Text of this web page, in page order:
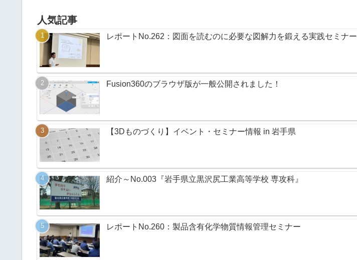
人気記事
レポートNo.262：図面を読むのに必要な図解力を鍛える実践セミナー
Fusion360のブラウザ版が一般公開されました！
【3Dものづくり】イベント・セミナー情報 in 岩手県
紹介～No.003『岩手県立黒沢尻工業高等学校 専攻科』
レポートNo.260：製品含有化学物質情報管理セミナー